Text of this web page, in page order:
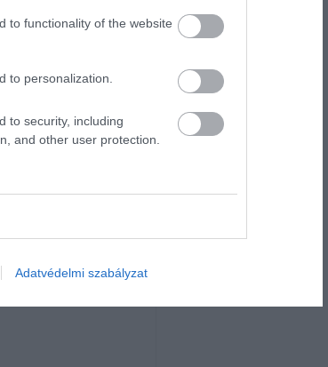
to functionality of the website
to personalization.
to security, including
and other user protection.
Adatvédelmi szabályzat
előidézni. Valódi
eredményeket
korlátozzák a
távon káros lehet
vezethetnek, mint
fogyásra mindig